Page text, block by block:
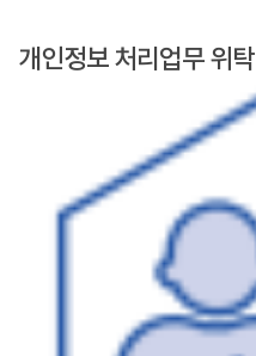
개인정보 처리업무 위탁